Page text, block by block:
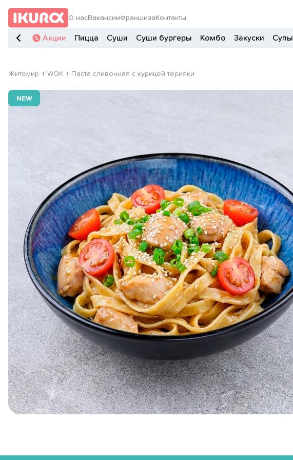
О насВакансииФраншиза Контакты
Акции Пицца Суши Суши бургеры Комбо Закуски Супы
Житомир WOK Паста сливочная с курицей терияки
NEW